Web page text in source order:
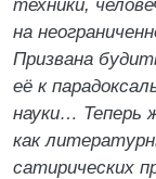
техники,
на
Призвана
её к
науки… Теперь
как
сатирических